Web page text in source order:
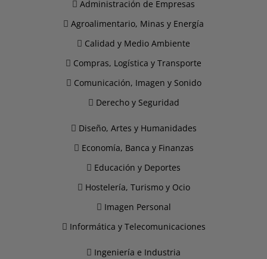
Administración de Empresas
Agroalimentario, Minas y Energía
Calidad y Medio Ambiente
Compras, Logística y Transporte
Comunicación, Imagen y Sonido
Derecho y Seguridad
Diseño, Artes y Humanidades
Economía, Banca y Finanzas
Educación y Deportes
Hostelería, Turismo y Ocio
Imagen Personal
Informática y Telecomunicaciones
Ingeniería e Industria